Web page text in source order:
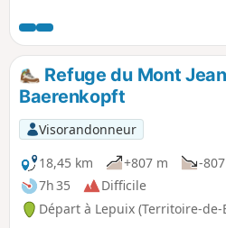
dégagées, sur des chemins et
Refuge du Mont
Baerenkopft
Visorandonneur
18,45 km
+807 m
-
7h 35
Difficile
Départ à Lepuix (Territoire-